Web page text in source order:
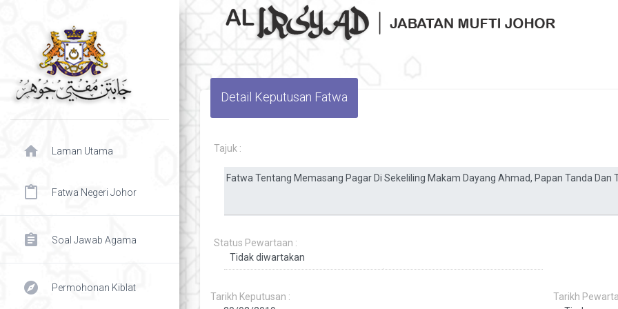
home Laman Utama
content_paste Fatwa Negeri Johor
assignment Soal Jawab Agama
explore Permohonan Kiblat
Detail Keputusan Fatwa
Tajuk :
Status Pewartaan :
Tarikh Keputusan : Tarikh